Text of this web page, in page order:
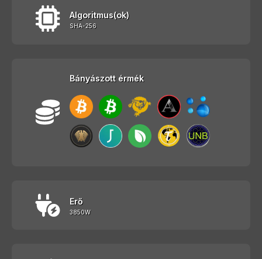
Algoritmus(ok)
SHA-256
Bányászott érmék
Erő
3850W